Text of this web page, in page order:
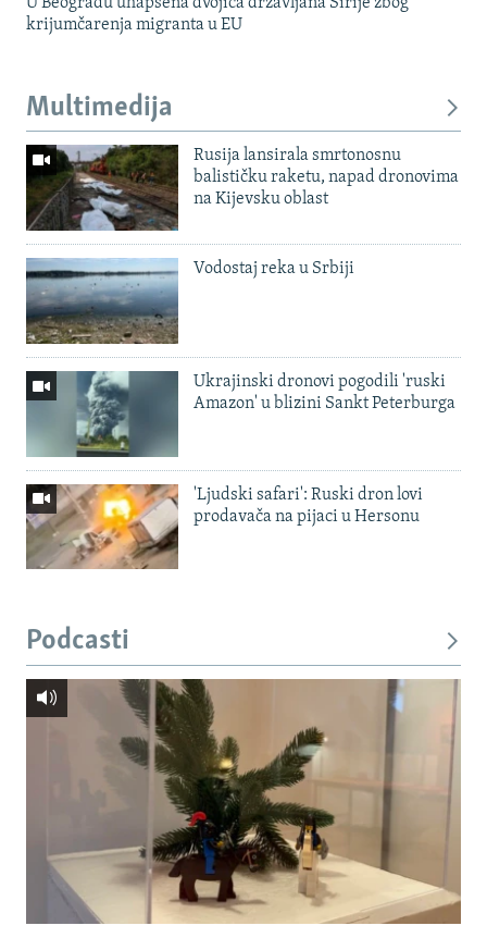
krijumčarenja migranta u EU
Multimedija
Rusija lansirala smrtonosnu
balističku raketu, napad dronovima
na Kijevsku oblast
Vodostaj reka u Srbiji
Ukrajinski dronovi pogodili 'ruski
Amazon' u blizini Sankt Peterburga
'Ljudski safari': Ruski dron lovi
prodavača na pijaci u Hersonu
Podcasti